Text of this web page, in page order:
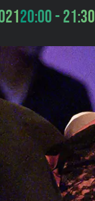
20:00 - 21:30